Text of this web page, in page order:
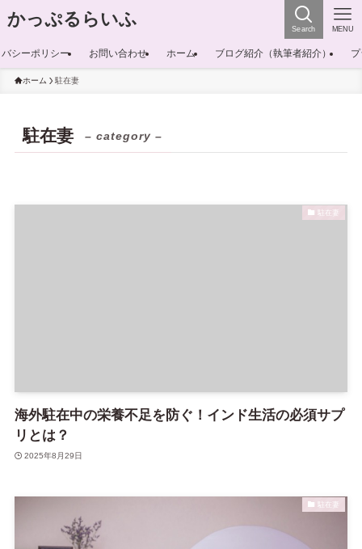
かっぷるらいふ Search MENU
シーポリシー お問い合わせ ホーム ブログ紹介（執筆者紹介）
ホーム 駐在妻
駐在妻 – category –
駐在妻
海外駐在中の栄養不足を防ぐ！インド生活の必須サプ
リとは？
2025年8月29日
駐在妻